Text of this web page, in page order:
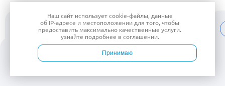
Эндокринолог
Наш сайт используетcookie-файлы, данные
об IP-адресе и местоположении для того, чтобы
предоставить максимально качественные услуги.
узнайте подробнее в соглашении.
Принимаю